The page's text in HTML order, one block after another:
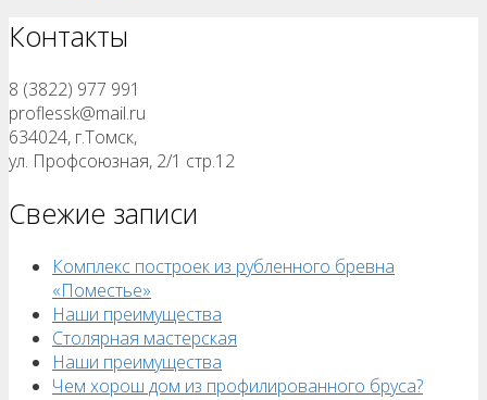
Контакты
8 (3822) 977 991
proflessk@mail.ru
634024, г.Томск,
ул. Профсоюзная, 2/1 стр.12
Свежие записи
Комплекс построек из рубленного бревна
«Поместье»
Наши преимущества
Столярная мастерская
Наши преимущества
Чем хорош дом из профилированного бруса?